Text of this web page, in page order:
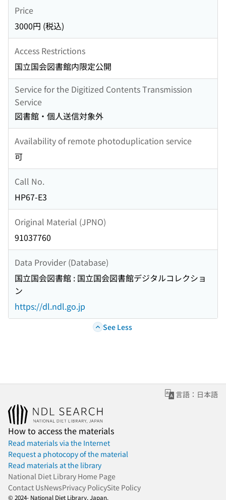
Price
3000円 (税込)
Access Restrictions
国立国会図書館内限定公開
Service for the Digitized Contents Transmission
Service
図書館・個人送信対象外
Availability of remote photoduplication service
可
Call No.
HP67-E3
Original Material (JPNO)
91037760
Data Provider (Database)
国立国会図書館 : 国立国会図書館デジタルコレクショ
ン
https://dl.ndl.go.jp
See Less
言語：日本語
How to access the materials
Read materials via the Internet
Request a photocopy of the material
Read materials at the library
National Diet Library Home Page
Contact UsNewsPrivacy PolicySite Policy
© 2024- National Diet Library, Japan.